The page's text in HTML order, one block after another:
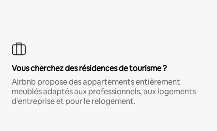
Vous cherchez des résidences de tourisme ?
Airbnb propose des appartements entièrement
meublés adaptés aux professionnels, aux logements
d'entreprise et pour le relogement.